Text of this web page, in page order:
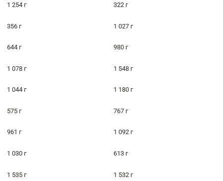
1 254 г 322 г
356 г 1 027 г
644 г 980 г
1 078 г 1 548 г
1 044 г 1 180 г
575 г 767 г
961 г 1 092 г
1 030 г 613 г
1 535 г 1 532 г